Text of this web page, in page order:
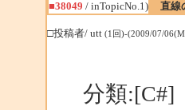
■38049 / inTopicNo.1) 直線
□投稿者/ utt (1回)-(2009/07/
分類:[C#]